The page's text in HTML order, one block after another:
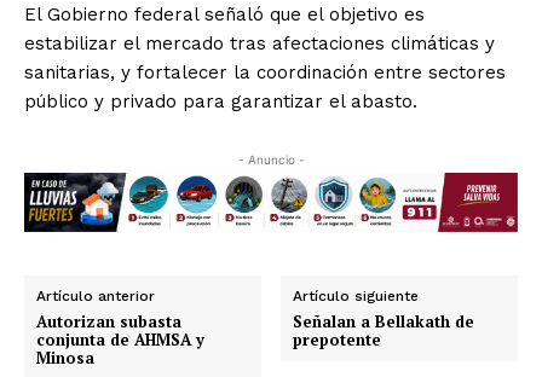
El Gobierno federal señaló que el objetivo es
estabilizar el mercado tras afectaciones climáticas y
sanitarias, y fortalecer la coordinación entre sectores
público y privado para garantizar el abasto.
- Anuncio -
Artículo anterior
Autorizan subasta
conjunta de AHMSA y
Minosa
Artículo siguiente
Señalan a Bellakath de
prepotente